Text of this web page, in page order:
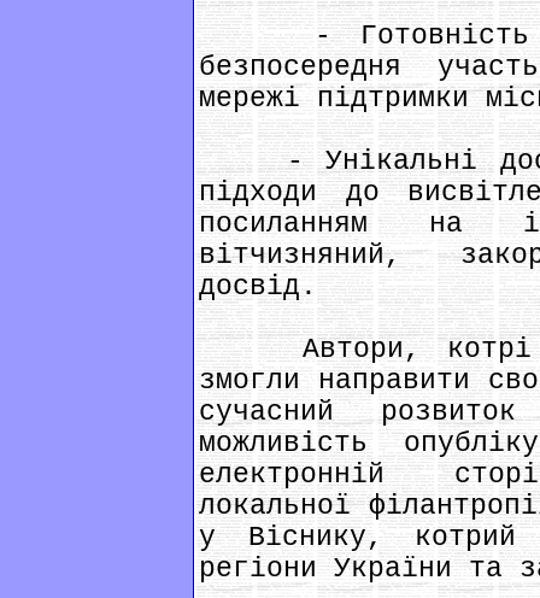
- Готовність до
безпосередня
мережі підтримки
- Унікальні
підходи до
посиланням на
вітчизняний,
досвід.
Автори, котрі в
змогли направити
сучасний
можливість
електронній
локальної
у Віснику, котрий
регіони України та